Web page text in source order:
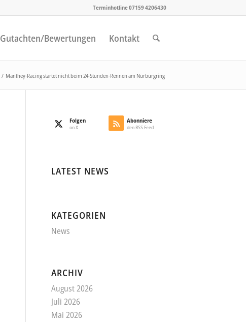
Terminhotline 07159 4206430
Gutachten/Bewertungen Kontakt
/ Manthey-Racing startet nicht beim 24-Stunden-Rennen am Nürburgring
Folgen
on X
Abonniere
den RSS Feed
LATEST NEWS
KATEGORIEN
News
ARCHIV
August 2026
Juli 2026
Mai 2026